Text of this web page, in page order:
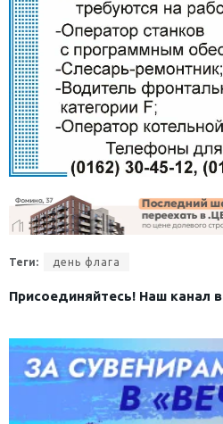
Теги: день флага
Присоединяйтесь! Наш канал в